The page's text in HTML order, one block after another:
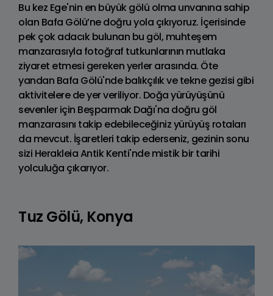
Bu kez Ege'nin en büyük gölü olma unvanına sahip
olan Bafa Gölü’ne doğru yola çıkıyoruz. İçerisinde
pek çok adacık bulunan bu göl, muhteşem
manzarasıyla fotoğraf tutkunlarının mutlaka
ziyaret etmesi gereken yerler arasında. Öte
yandan Bafa Gölü'nde balıkçılık ve tekne gezisi gibi
aktivitelere de yer veriliyor. Doğa yürüyüşünü
sevenler için Beşparmak Dağı'na doğru göl
manzarasını takip edebileceğiniz yürüyüş rotaları
da mevcut. İşaretleri takip ederseniz, gezinin sonu
sizi Herakleia Antik Kenti'nde mistik bir tarihi
yolculuğa çıkarıyor.
Tuz Gölü, Konya